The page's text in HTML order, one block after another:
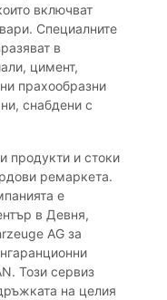
включват
Специалните
в
цимент,
прахообразни
снабдени с
продукти и стоки
ремаркета.
е
в Девня,
AG за
Този сервиз
на целия